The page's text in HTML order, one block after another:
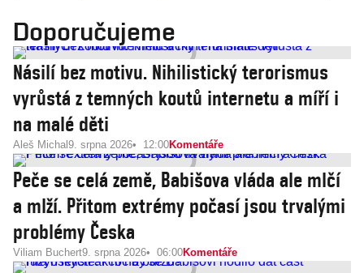
Doporučujeme
Násilí bez motivu. Nihilistický terorismus
vyrůstá z temných koutů internetu a míří i
na malé děti
Aleš Michal 9. srpna 2026 12:00Komentáře
Peče se celá země, Babišova vláda ale mlčí
a mlží. Přitom extrémy počasí jsou trvalými
problémy Česka
Viliam Buchert9. srpna 2026 06:00Komentáře